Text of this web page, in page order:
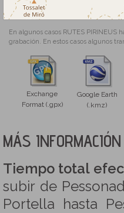
En algunos casos RUTES PIRINEUS
grabación. En estos casos algunos
Exchange
Format (.gpx)
Google Earth
(.kmz)
MÁS INFORMACIÓN
Tiempo total
subir de
Portella hasta